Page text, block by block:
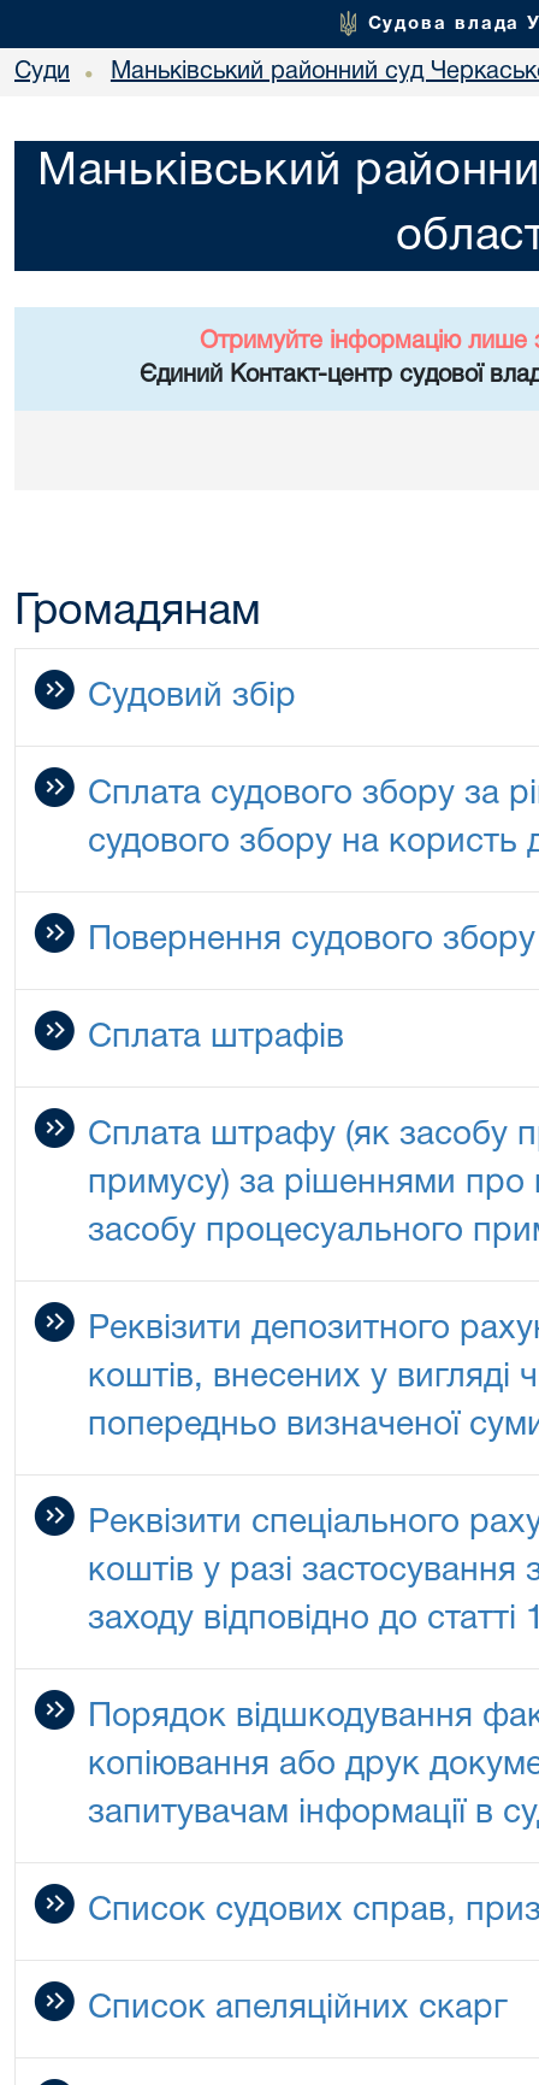
Судова влада
Суди • Маньківський районний суд
Маньківський
Отримуйте інформацію лише
Єдиний Контакт-центр судової
Громадянам
Судовий збір
Сплата судового збору за
судового збору на користь
Повернення судового збору
Сплата штрафів
Сплата штрафу (як засобу
примусу) за рішеннями
засобу процесуального
Реквізити депозитного
коштів, внесених у вигляді
попередньо визначеної
Реквізити спеціального
коштів у разі застосування
заходу відповідно до
Порядок відшкодування
копіювання або друк
запитувачам інформації в
Список судових справ,
Список апеляційних скарг